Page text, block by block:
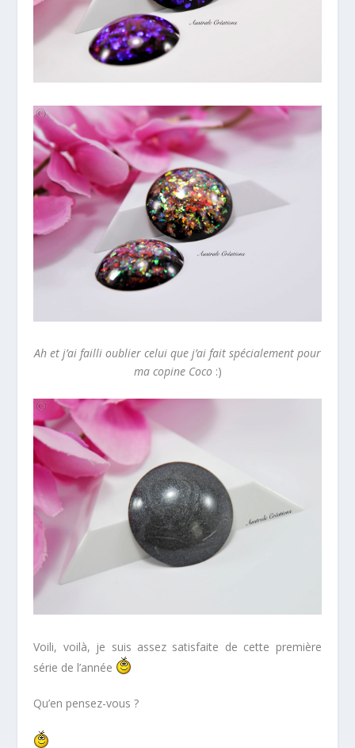
Ah et j’ai failli oublier celui que j’ai fait spécialement pour
ma copine Coco :)
Voili, voilà, je suis assez satisfaite de cette première
série de l’année
Qu’en pensez-vous ?